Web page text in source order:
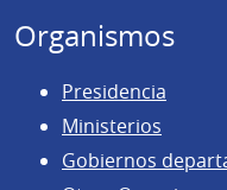
Organismos
Presidencia
Ministerios
Gobiernos